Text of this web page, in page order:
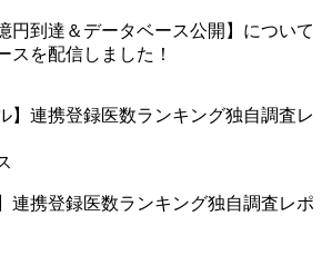
円到達＆データベース公開】について
スを配信しました！
連携登録医数ランキング独⾃調査レポ